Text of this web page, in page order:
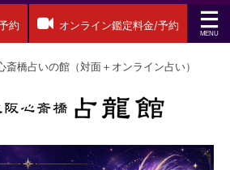
約 オンライン鑑定料金/予約
斎橋占いの館（対面＋オンライン占い）